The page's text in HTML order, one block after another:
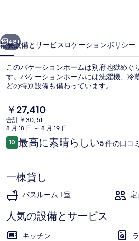
の
写
真
ギ
ラ
リ
ー
次へ
48+
概要設備とサービス ロケーションポリシー
このバケーションホームは別府地獄めぐ
す。バケーションホームには洗濯機、冷
どの特別設備も備わっています。
現
在
の
料
金
￥27,410
合計 ￥30,151
8 月 18 日 ～ 8 月 19 日
口
コ
1010段階中10
最高に素晴らしい5 件の口コ
一棟貸し
バスルーム 1 室 定
人気の設備とサービス
キッチン